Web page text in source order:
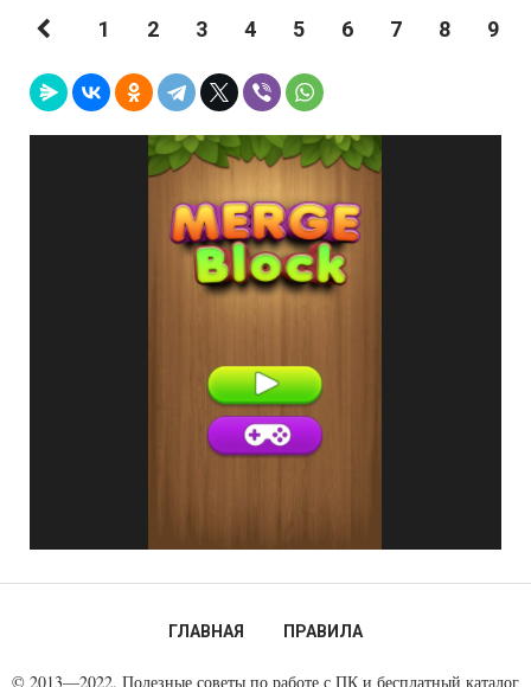
1 2 3 4 5 6 7 8 9
ГЛАВНАЯ ПРАВИЛА
© 2013—2022. Полезные советы по работе с ПК и бесплатный каталог